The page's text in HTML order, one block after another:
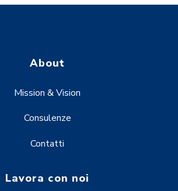
About
Mission & Vision
Consulenze
Contatti
Lavora con noi